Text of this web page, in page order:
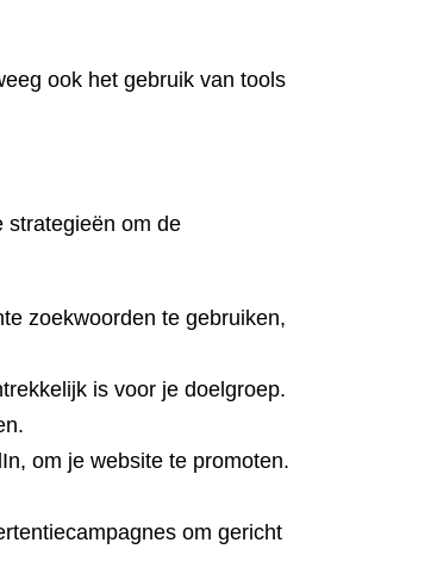
ook het gebruik van tools
strategieën om de
zoekwoorden te gebruiken,
is voor je doelgroep.
om je website te promoten.
om gericht